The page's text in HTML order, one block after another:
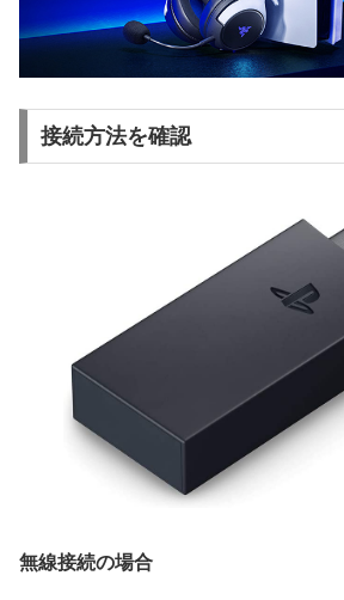
接続方法を確認
無線接続の場合